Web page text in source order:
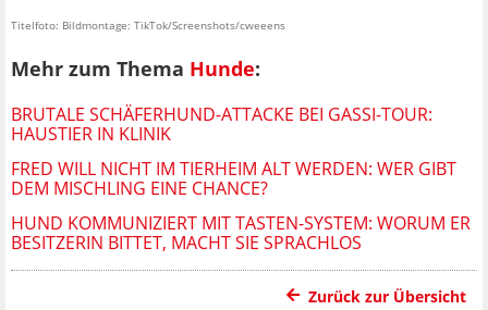
Titelfoto: Bildmontage: TikTok/Screenshots/cweeens
Mehr zum Thema Hunde:
BRUTALE SCHÄFERHUND-ATTACKE BEI GASSI-TOUR:
HAUSTIER IN KLINIK
FRED WILL NICHT IM TIERHEIM ALT WERDEN: WER GIBT
DEM MISCHLING EINE CHANCE?
HUND KOMMUNIZIERT MIT TASTEN-SYSTEM: WORUM ER
BESITZERIN BITTET, MACHT SIE SPRACHLOS
Zurück zur Übersicht